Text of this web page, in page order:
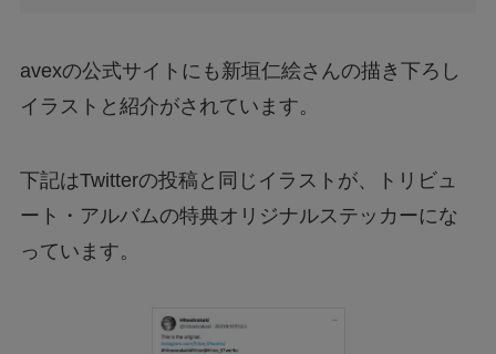
avexの公式サイトにも新垣仁絵さんの描き下ろし
イラストと紹介がされています。
下記はTwitterの投稿と同じイラストが、トリビュ
ート・アルバムの特典オリジナルステッカーにな
っています。